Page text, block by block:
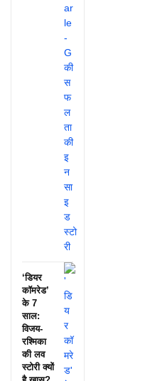
‘डियर
कॉमरेड’
के 7
साल:
विजय-
रश्मिका
की लव
स्टोरी क्यों